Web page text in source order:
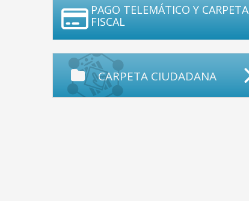
PAGO TELEMÁTICO Y CARPETA
FISCAL
CARPETA CIUDADANA